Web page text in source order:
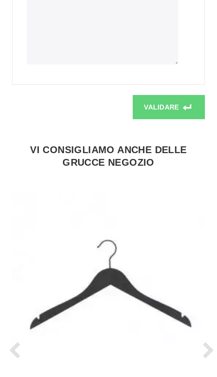
VALIDARE
VI CONSIGLIAMO ANCHE DELLE
GRUCCE NEGOZIO